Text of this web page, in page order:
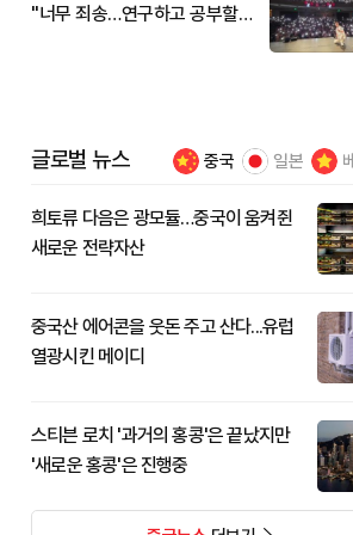
"너무 죄송…연구하고 공부할
글로벌 뉴스 중국 일본
희토류 다음은 광모듈…중국이 움켜쥔
새로운 전략자산
중국산 에어콘을 웃돈 주고 산다...유럽
열광시킨 메이디
스티븐 로치 '과거의 홍콩'은 끝났지만
'새로운 홍콩'은 진행중